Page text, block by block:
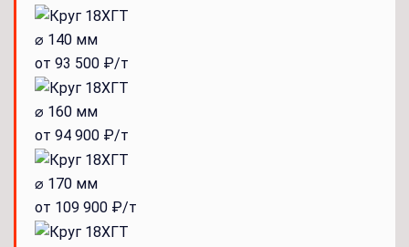
⌀ 140 мм
от 93 500 ₽/т
⌀ 160 мм
от 94 900 ₽/т
⌀ 170 мм
от 109 900 ₽/т